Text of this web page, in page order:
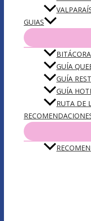
GUIAS
GUÍA
GUÍA
GUÍA
RUTA DE